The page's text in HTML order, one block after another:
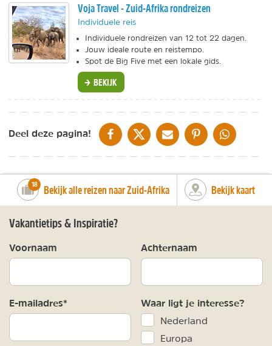
Voja Travel - Zuid-Afrika rondreizen
Individuele reis
Individuele rondreizen van 12 tot 22 dagen.
Jouw ideale route en reistempo.
Spot de Big Five met een lokale gids.
BEKIJK
Deel deze pagina! DELEN OP FACEBOOK
DELEN OP XDELEN VIA DE MAIL
DELEN OP PINTEREST
DELEN OP
number_of_trips:
18 Bekijk alle reizen naar Zuid-Afrika Bekijk kaart
Vakantietips & Inspiratie?
Voornaam Achternaam
E-mailadres* Waar ligt je interesse?
Nederland
Europa